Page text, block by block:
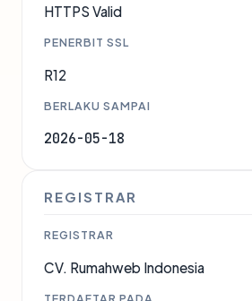
HTTPS Valid
PENERBIT SSL
R12
BERLAKU SAMPAI
2026-05-18
REGISTRAR
REGISTRAR
CV. Rumahweb Indonesia